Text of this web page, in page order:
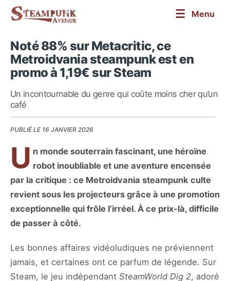
☰ Menu
Noté 88% sur Metacritic, ce
Metroidvania steampunk est en
promo à 1,19€ sur Steam
Un incontournable du genre qui coûte moins cher qu’un
café
PUBLIÉ LE 16 JANVIER 2026
U n monde souterrain fascinant, une héroïne
robot inoubliable et une aventure encensée
par la critique : ce Metroidvania steampunk culte
revient sous les projecteurs grâce à une promotion
exceptionnelle qui frôle l’irréel. À ce prix-là, difficile
de passer à côté.
Les bonnes affaires vidéoludiques ne préviennent
jamais, et certaines ont ce parfum de légende. Sur
Steam, le jeu indépendant SteamWorld Dig 2, adoré